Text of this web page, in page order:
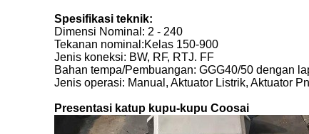
Spesifikasi teknik:
Dimensi Nominal: 2 - 240
Tekanan nominal:Kelas 150-900
Jenis koneksi: BW, RF, RTJ. FF
Bahan tempa/Pembuangan: GGG40/50 dengan
Jenis operasi: Manual, Aktuator Listrik, Aktuator
Presentasi katup kupu-kupu Coosai